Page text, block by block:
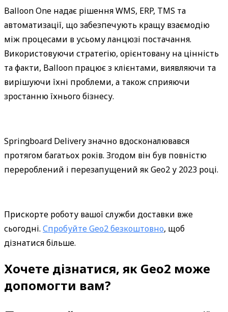
Balloon One надає рішення WMS, ERP, TMS та
автоматизації, що забезпечують кращу взаємодію
між процесами в усьому ланцюзі постачання.
Використовуючи стратегію, орієнтовану на цінність
та факти, Balloon працює з клієнтами, виявляючи та
вирішуючи їхні проблеми, а також сприяючи
зростанню їхнього бізнесу.
Springboard Delivery значно вдосконалювався
протягом багатьох років. Згодом він був повністю
перероблений і перезапущений як Geo2 у 2023 році.
Прискорте роботу вашої служби доставки вже
сьогодні. Спробуйте Geo2 безкоштовно, щоб
дізнатися більше.
Хочете дізнатися, як Geo2 може
допомогти вам?